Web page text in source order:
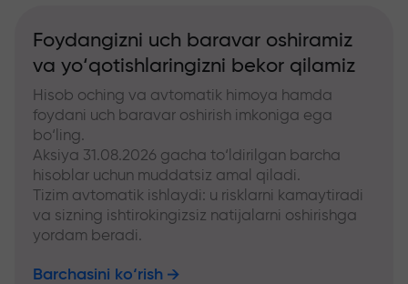
Foydangizni uch baravar oshiramiz
va yo‘qotishlaringizni bekor qilamiz
Hisob oching va avtomatik himoya hamda
foydani uch baravar oshirish imkoniga ega
bo‘ling.
Aksiya 31.08.2026 gacha to‘ldirilgan barcha
hisoblar uchun muddatsiz amal qiladi.
Tizim avtomatik ishlaydi: u risklarni kamaytiradi
va sizning ishtirokingizsiz natijalarni oshirishga
yordam beradi.
Barchasini ko‘rish